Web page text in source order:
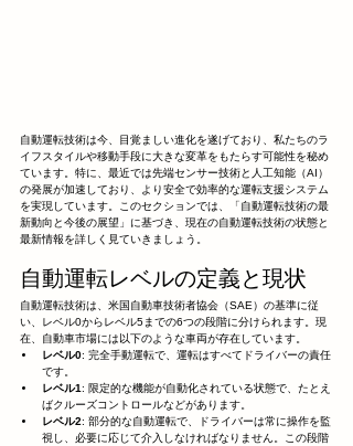
自動運転技術は今、目覚ましい進化を遂げており、私たちのラ
イフスタイルや移動手段に大きな変革をもたらす可能性を秘め
ています。特に、最近では先端センサー技術と人工知能（AI）
の発展が加速しており、より安全で効率的な運転支援システム
を実現しています。このセクションでは、「自動運転技術の最
新動向と今後の展望」に基づき、現在の自動運転技術の状態と
最新情報を詳しく見ていきましょう。
自動運転レベルの定義と現状
自動運転技術は、米国自動車技術者協会（SAE）の基準に従
い、レベル0からレベル5までの6つの段階に分けられます。現
在、自動車市場には以下のような車両が存在しています。
レベル0: 完全手動運転で、運転はすべてドライバーの責任
です。
レベル1: 限定的な機能が自動化されている状態で、たとえ
ばクルーズコントロールなどがあります。
レベル2: 部分的な自動運転で、ドライバーは常に操作を監
視し、必要に応じて介入しなければなりません。この段階